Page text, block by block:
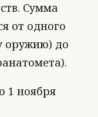
Сумма
от одного
оружию) до
1 ноября